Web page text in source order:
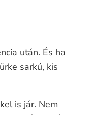
után. És ha
sarkú, kis
is jár. Nem